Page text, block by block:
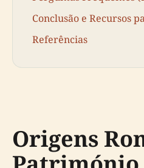
Conclusão e Recursos
Referências
Origens